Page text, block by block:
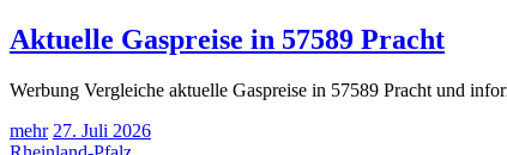
Aktuelle Gaspreise in 57589 Pracht
Werbung Vergleiche aktuelle Gaspreise in 57589 Pracht und
mehr 27. Juli 2026